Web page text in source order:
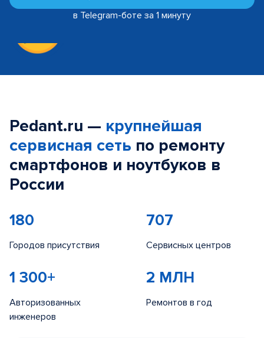
в Telegram-боте за 1 минуту
Pedant.ru — крупнейшая
сервисная сеть по ремонту
смартфонов и ноутбуков в
России
180
Городов присутствия
707
Сервисных центров
1 300+
Авторизованных
инженеров
2 МЛН
Ремонтов в год